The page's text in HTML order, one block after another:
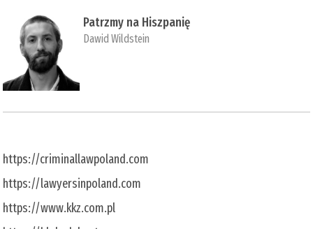
Patrzmy na Hiszpanię
Dawid Wildstein
https://criminallawpoland.com
https://lawyersinpoland.com
https://www.kkz.com.pl